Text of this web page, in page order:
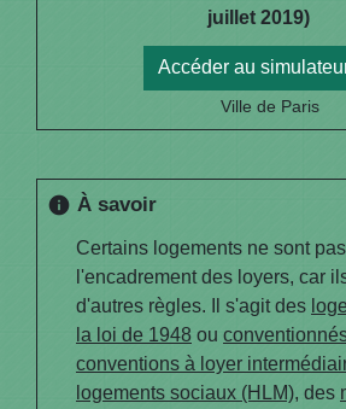
juillet 2019)
Accéder au
Ville de Paris
info À savoir
Certains logements ne sont
l'encadrement des loyers, car
d'autres règles. Il s'agit des
la loi de 1948 ou
conventions à loyer
logements sociaux (HLM), des